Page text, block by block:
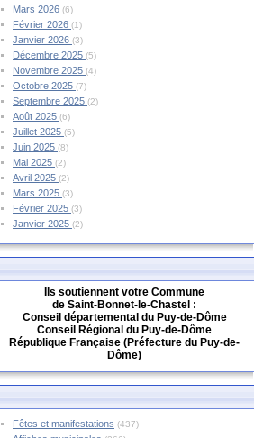
Mars 2026 (6)
Février 2026 (1)
Janvier 2026 (3)
Décembre 2025 (5)
Novembre 2025 (4)
Octobre 2025 (7)
Septembre 2025 (2)
Août 2025 (6)
Juillet 2025 (5)
Juin 2025 (8)
Mai 2025 (2)
Avril 2025 (2)
Mars 2025 (3)
Février 2025 (3)
Janvier 2025 (2)
Ils soutiennent votre Commune
de Saint-Bonnet-le-Chastel :
Conseil départemental du Puy-de-Dôme
Conseil Régional du Puy-de-Dôme
République Française (Préfecture du Puy-de-
Dôme)
Fêtes et manifestations (437)